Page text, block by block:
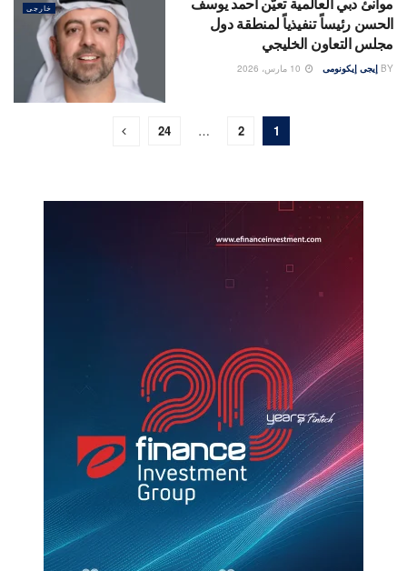
خارجى
الحسن رئيساً تنفيذياً لمنطقة دول
مجلس التعاون الخليجي
BY إيجى إيكونومى
1
2
…
24